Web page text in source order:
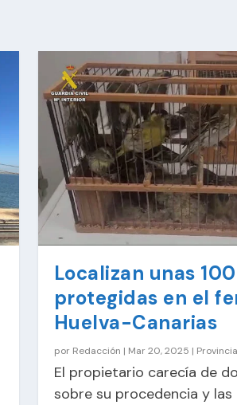
Localizan unas
protegidas en el
Huelva-Canarias
por Redacción | Mar 20, 2025 | Provincia
El propietario carecía de
sobre su procedencia y las